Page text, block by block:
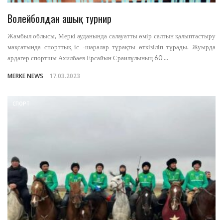
Волейболдан ашық турнир
Жамбыл облысы, Меркі ауданында салауатты өмір салтын қалыптастыру
мақсатында спорттық іс -шаралар тұрақты өткізіліп тұрады. Жуырда
ардагер спортшы Ахилбаев Ерсайын Сраилұлының 60 ...
MERKE NEWS 17.03.2023
СПОРТ